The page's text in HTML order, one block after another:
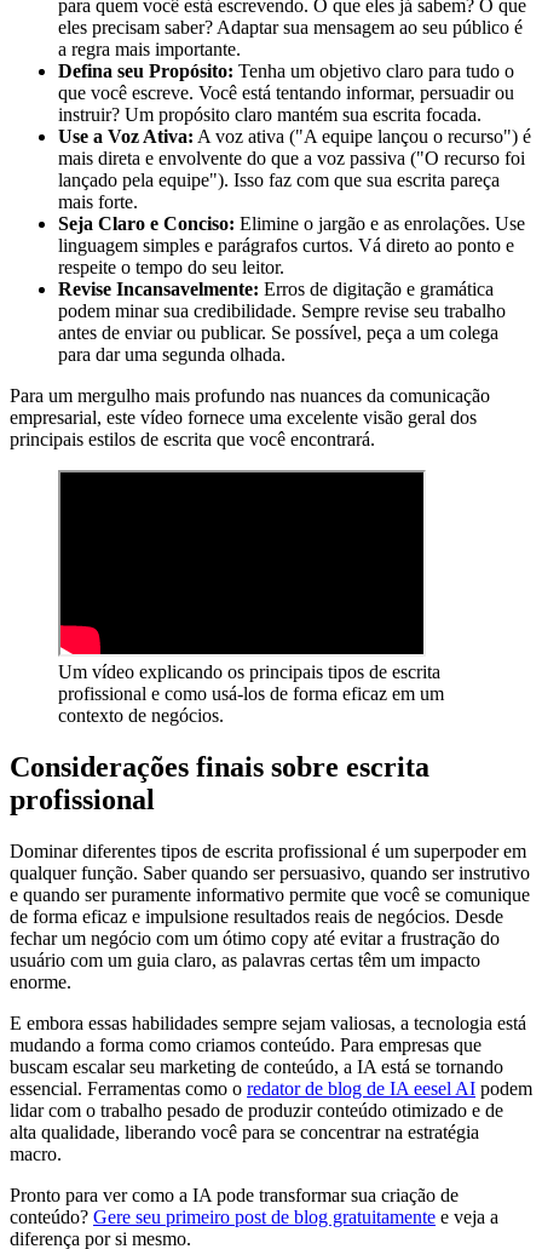
para quem você está escrevendo. O que eles já sabem? O que
eles precisam saber? Adaptar sua mensagem ao seu público é
a regra mais importante.
Defina seu Propósito: Tenha um objetivo claro para tudo o
que você escreve. Você está tentando informar, persuadir ou
instruir? Um propósito claro mantém sua escrita focada.
Use a Voz Ativa: A voz ativa ("A equipe lançou o recurso") é
mais direta e envolvente do que a voz passiva ("O recurso foi
lançado pela equipe"). Isso faz com que sua escrita pareça
mais forte.
Seja Claro e Conciso: Elimine o jargão e as enrolações. Use
linguagem simples e parágrafos curtos. Vá direto ao ponto e
respeite o tempo do seu leitor.
Revise Incansavelmente: Erros de digitação e gramática
podem minar sua credibilidade. Sempre revise seu trabalho
antes de enviar ou publicar. Se possível, peça a um colega
para dar uma segunda olhada.
Para um mergulho mais profundo nas nuances da comunicação
empresarial, este vídeo fornece uma excelente visão geral dos
principais estilos de escrita que você encontrará.
Um vídeo explicando os principais tipos de escrita
profissional e como usá-los de forma eficaz em um
contexto de negócios.
Considerações finais sobre escrita
profissional
Dominar diferentes tipos de escrita profissional é um superpoder em
qualquer função. Saber quando ser persuasivo, quando ser instrutivo
e quando ser puramente informativo permite que você se comunique
de forma eficaz e impulsione resultados reais de negócios. Desde
fechar um negócio com um ótimo copy até evitar a frustração do
usuário com um guia claro, as palavras certas têm um impacto
enorme.
E embora essas habilidades sempre sejam valiosas, a tecnologia está
mudando a forma como criamos conteúdo. Para empresas que
buscam escalar seu marketing de conteúdo, a IA está se tornando
essencial. Ferramentas como o redator de blog de IA eesel AI podem
lidar com o trabalho pesado de produzir conteúdo otimizado e de
alta qualidade, liberando você para se concentrar na estratégia
macro.
Pronto para ver como a IA pode transformar sua criação de
conteúdo? Gere seu primeiro post de blog gratuitamente e veja a
diferença por si mesmo.